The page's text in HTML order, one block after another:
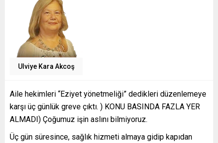
Ulviye Kara Akcoş
Aile hekimleri “Eziyet yönetmeliği” dedikleri düzenlemeye
karşı üç günlük greve çıktı. ) KONU BASINDA FAZLA YER
ALMADI) Çoğumuz işin aslını bilmiyoruz.
Üç gün süresince, sağlık hizmeti almaya gidip kapıdan